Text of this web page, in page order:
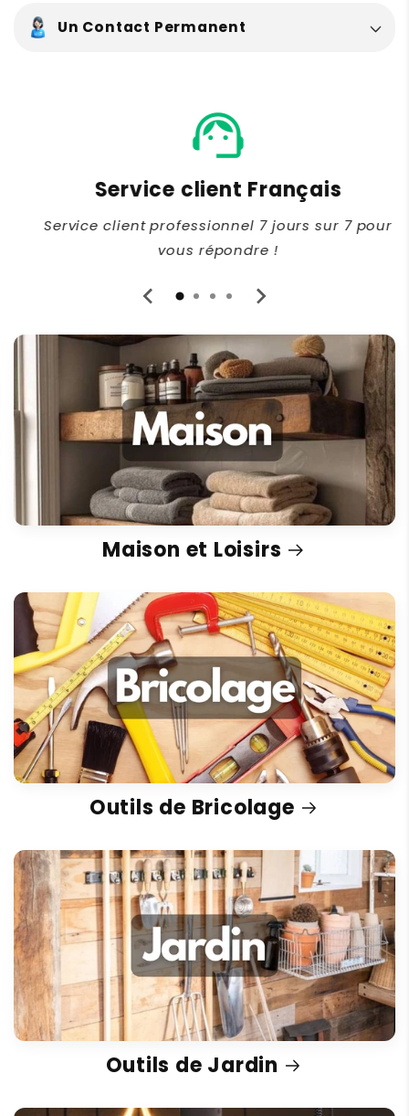
Un Contact Permanent
support_agent
Service client Français
Service client professionnel 7 jours sur 7 pour
vous répondre !
Maison et Loisirs
Outils de Bricolage
Outils de Jardin